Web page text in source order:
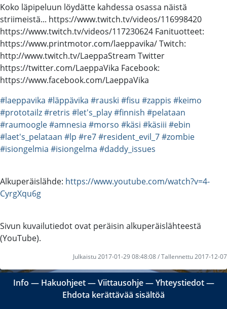
Koko läpipeluun löydätte kahdessa osassa näistä
striimeistä... https://www.twitch.tv/videos/116998420
https://www.twitch.tv/videos/117230624 Fanituotteet:
https://www.printmotor.com/laeppavika/ Twitch:
http://www.twitch.tv/LaeppaStream Twitter
https://twitter.com/LaeppaVika Facebook:
https://www.facebook.com/LaeppaVika
#laeppavika #läppävika #rauski #fisu #zappis #keimo
#prototailz#retris #let's_play#finnish #pelataan
#raumoogle#amnesia #morso #käsi #käsiii #ebin
#laet's_pelataan #lp #re7#resident_evil_7#zombie
#isiongelmia #isiongelma #daddy_issues
Alkuperäislähde: https://www.youtube.com/watch?v=4-
CyrgXqu6g
Sivun kuvailutiedot ovat peräisin alkuperäislähteestä
(YouTube).
Julkaistu 2017-01-29 08:48:08 / Tallennettu 2017-12-07
Info ― Hakuohjeet―Viittausohje―Yhteystiedot―
Ehdota kerättävää sisältöä